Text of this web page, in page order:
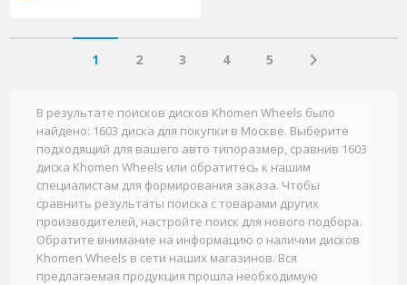
1 2 3 4 5
В результате поисков дисков Khomen Wheels было
найдено: 1603 диска для покупки в Москве. Выберите
подходящий для вашего авто типоразмер, сравнив 1603
диска Khomen Wheels или обратитесь к нашим
специалистам для формирования заказа. Чтобы
сравнить результаты поиска с товарами других
производителей, настройте поиск для нового подбора.
Обратите внимание на информацию о наличии дисков
Khomen Wheels в сети наших магазинов. Вся
предлагаемая продукция прошла необходимую